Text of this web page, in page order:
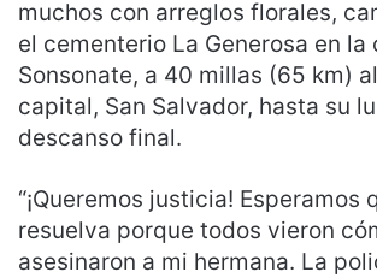
muchos con arreglos florales,
el cementerio La Generosa en la
Sonsonate, a 40 millas (65 km)
capital, San Salvador, hasta su
descanso final.
“¡Queremos justicia! Esperamos
resuelva porque todos vieron
asesinaron a mi hermana. La